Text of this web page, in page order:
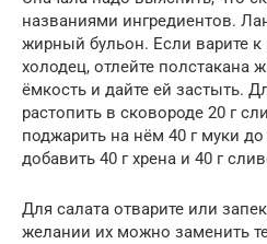
названиями ингредиентов.
жирный бульон. Если варите к
холодец, отлейте полстакана
ёмкость и дайте ей застыть.
растопить в сковороде 20 г
поджарить на нём 40 г муки до
добавить 40 г хрена и 40 г
Для салата отварите или
желании их можно заменить